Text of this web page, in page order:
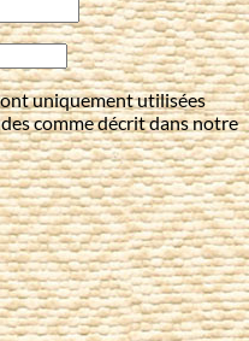
uniquement utilisées
comme décrit dans notre